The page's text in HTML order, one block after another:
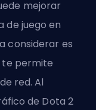
mejorar
de juego en
considerar es
te permite
red. Al
de Dota 2